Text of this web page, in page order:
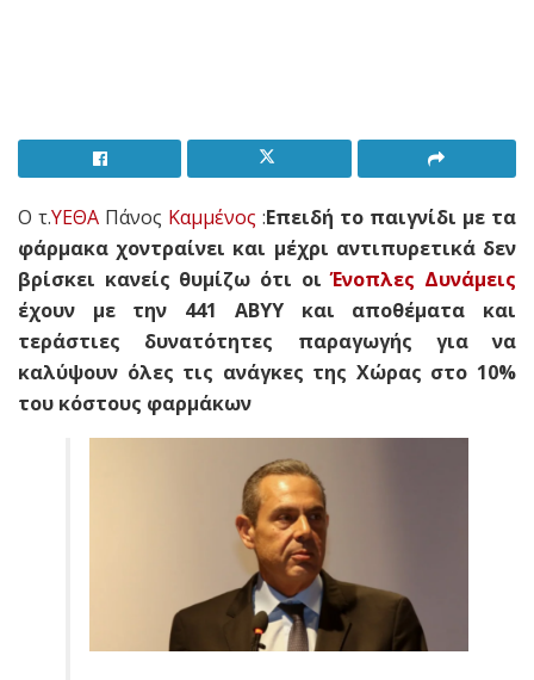
Ο τ.ΥΕΘΑ Πάνος Καμμένος :Επειδή το παιγνίδι με τα
φάρμακα χοντραίνει και μέχρι αντιπυρετικά δεν
βρίσκει κανείς θυμίζω ότι οιΈνοπλες Δυνάμεις
έχουν με την 441 ΑΒΥΥ και αποθέματα και
τεράστιες δυνατότητες παραγωγής για να
καλύψουν όλες τις ανάγκες της Χώρας στο 10%
του κόστους φαρμάκων